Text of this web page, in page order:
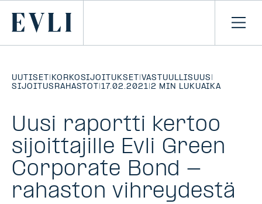
Primary
Avaa
UUTISET | KORKOSIJOITUKSET |VASTUULLISUUS |
SIJOITUSRAHASTOT |17.02.2021|2 MIN LUKUAIKA
Uusi raportti kertoo
sijoittajille Evli Green
Corporate Bond -
rahaston vihreydestä